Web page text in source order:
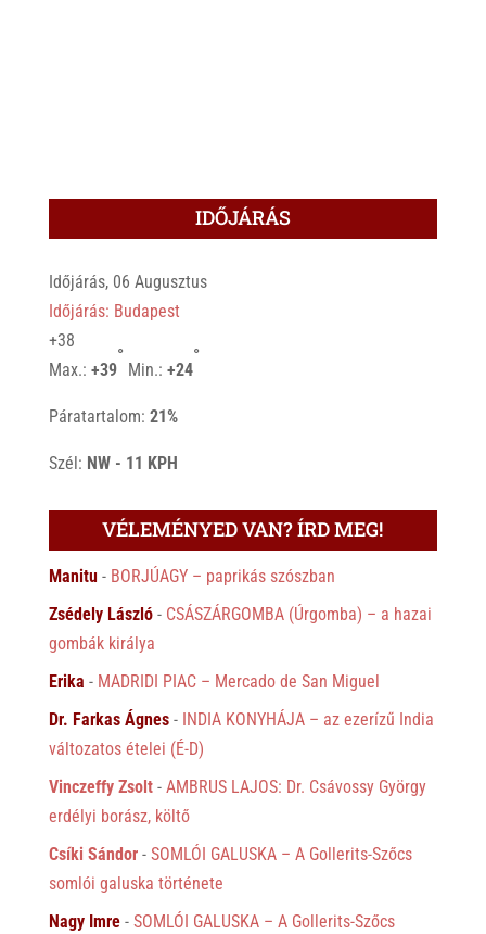
IDŐJÁRÁS
Időjárás, 06 Augusztus
Időjárás: Budapest
+38
Max.: +39
°
Min.: +24
°
Páratartalom: 21%
Szél: NW - 11 KPH
VÉLEMÉNYED VAN? ÍRD MEG!
Manitu- BORJÚAGY – paprikás szószban
Zsédely László- CSÁSZÁRGOMBA (Úrgomba) – a hazai
gombák királya
Erika - MADRIDI PIAC – Mercado de San Miguel
Dr. Farkas Ágnes- INDIA KONYHÁJA – az ezerízű India
változatos ételei (É-D)
Vinczeffy Zsolt- AMBRUS LAJOS: Dr. Csávossy György
erdélyi borász, költő
Csíki Sándor- SOMLÓI GALUSKA – A Gollerits-Szőcs
somlói galuska története
Nagy Imre- SOMLÓI GALUSKA – A Gollerits-Szőcs